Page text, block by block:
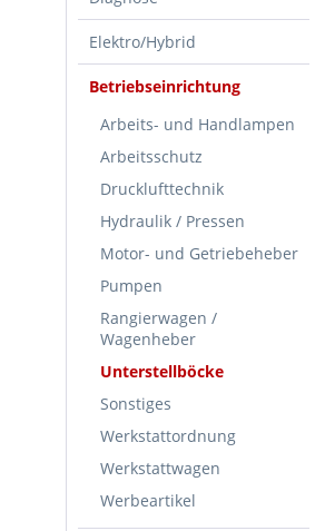
Elektro/Hybrid
Betriebseinrichtung
Arbeits- und Handlampen
Arbeitsschutz
Drucklufttechnik
Hydraulik / Pressen
Motor- und Getriebeheber
Pumpen
Rangierwagen /
Wagenheber
Unterstellböcke
Sonstiges
Werkstattordnung
Werkstattwagen
Werbeartikel